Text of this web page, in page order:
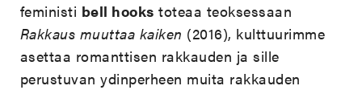
feministi bell hooks toteaa teoksessaan
Rakkaus muuttaa kaiken (2016), kulttuurimme
asettaa romanttisen rakkauden ja sille
perustuvan ydinperheen muita rakkauden